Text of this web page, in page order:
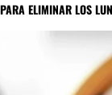
ELIMINAR LOS